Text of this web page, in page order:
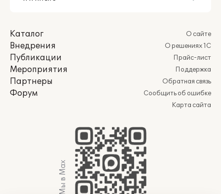
Каталог
Внедрения
Публикации
Мероприятия
Партнеры
Форум
О сайте
О решениях 1С
Прайс-лист
Поддержка
Обратная связь
Сообщить об ошибке
Карта сайта
Мы в Max